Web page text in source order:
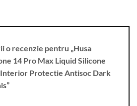
o recenzie pentru „Husa
14 Pro Max Liquid Silicone
Protectie Antisoc Dark